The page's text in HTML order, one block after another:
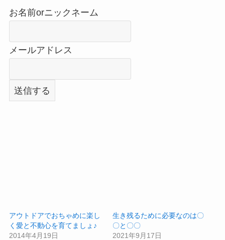
お名前orニックネーム
メールアドレス
アウトドアでおちゃめに楽し
く愛と不動心を育てましょ♪
2014年4月19日
生き残るために必要なのは〇
〇と〇〇
2021年9月17日